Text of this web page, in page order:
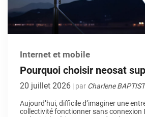
Internet et mobile
Pourquoi choisir neosat
LEO) pour sa connectivité
20 juillet 2026 | par Charlene
Aujourd’hui, difficile d’imaginer une
collectivité fonctionner sans connexion